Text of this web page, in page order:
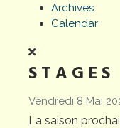
Archives
Calendar
Vendredi 8 Mai
La saison